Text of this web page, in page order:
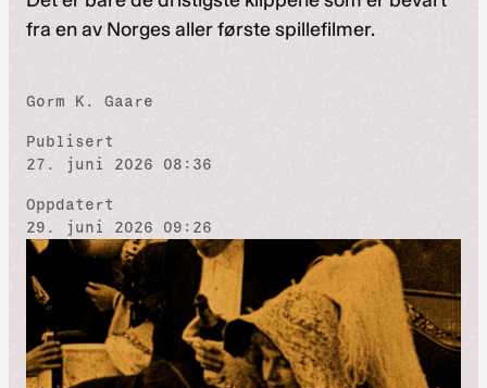
fra en av Norges aller første spillefilmer.
Gorm K. Gaare
Publisert
27. juni 2026 08:36
Oppdatert
29. juni 2026 09:26